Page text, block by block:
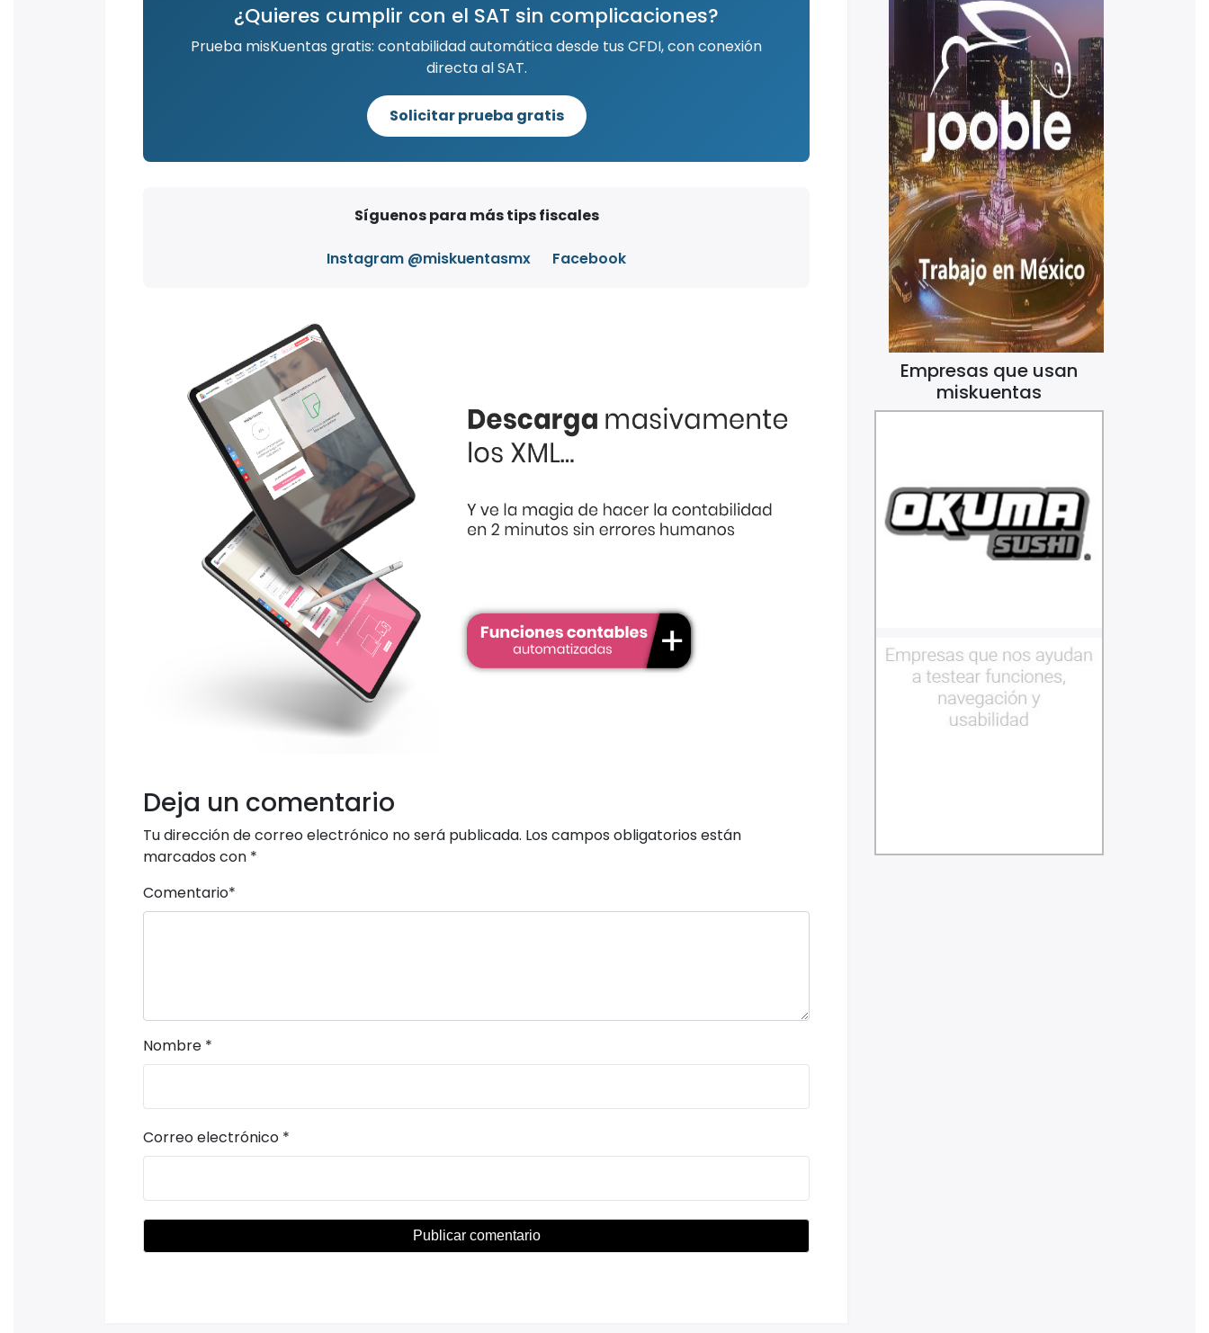
¿Quieres cumplir con el SAT sin complicaciones?
Prueba misKuentas gratis: contabilidad automática desde tus CFDI, con conexión
directa al SAT.
Solicitar prueba gratis
Síguenos para más tips fiscales
Instagram @miskuentasmx Facebook
Deja un comentario
Tu dirección de correo electrónico no será publicada. Los campos obligatorios están
marcados con *
Comentario*
Nombre *
Correo electrónico *
Empresas que usan
miskuentas